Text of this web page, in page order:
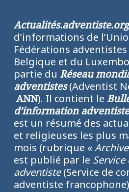
Actualités.adventiste.org
d’informations de
Fédérations adventistes
Belgique et du
partie du Réseau
adventistes(Adventist
ANN). Il contient le
d’information adventiste
est un résumé des
et religieuses les plus
mois (rubrique «
est publié par le Service
adventiste(Service de
adventiste